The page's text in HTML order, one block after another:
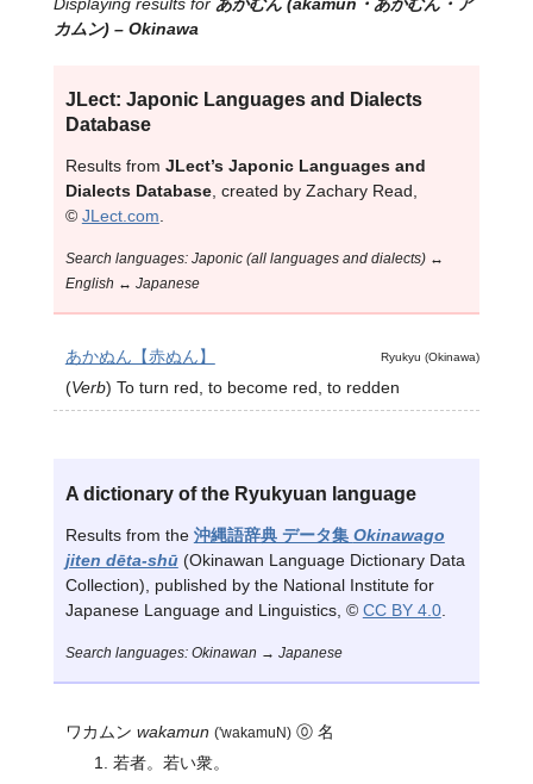
カムン) – Okinawa
JLect: Japonic Languages and Dialects
Database
Results from JLect’s Japonic Languages and
Dialects Database, created by Zachary Read,
© JLect.com.
Search languages: Japonic (all languages and dialects) ↔
English ↔ Japanese
Ryukyu (Okinawa)
あかぬん【赤ぬん】
(Verb) To turn red, to become red, to redden
A dictionary of the Ryukyuan language
Results from the 沖縄語辞典 データ集 Okinawago
jiten dēta-shū(Okinawan Language Dictionary Data
Collection), published by the National Institute for
Japanese Language and Linguistics, © CC BY 4.0.
Search languages: Okinawan → Japanese
ワカムン wakamun ('wakamuN)⓪ 名
若者。若い衆。